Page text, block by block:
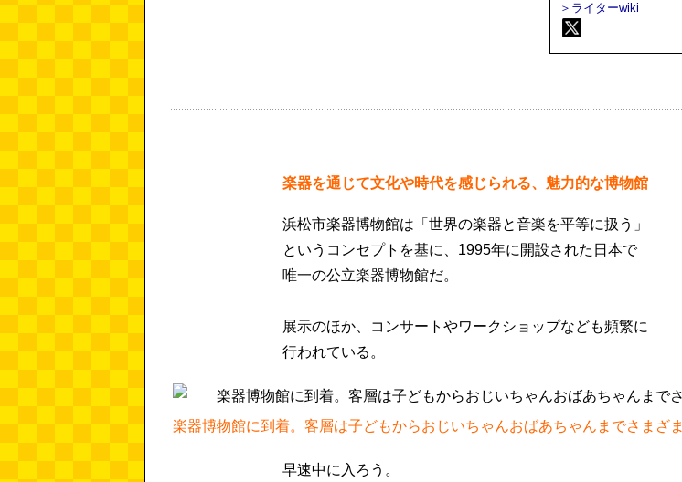
＞ライターwiki
楽器を通じて文化や時代を感じられる、魅力的な博物館
浜松市楽器博物館は「世界の楽器と音楽を平等に扱う」
というコンセプトを基に、1995年に開設された日本で
唯一の公立楽器博物館だ。
展示のほか、コンサートやワークショップなども頻繁に
行われている。
楽器博物館に到着。客層は子どもからおじいちゃんおばあちゃんまでさまざま
早速中に入ろう。